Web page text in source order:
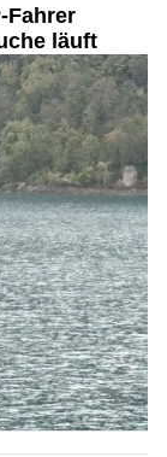
Fahrer
läuft